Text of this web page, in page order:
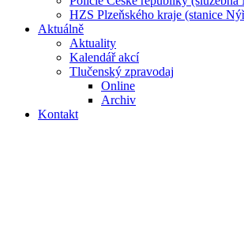
HZS Plzeňského kraje (stanice
Aktuálně
Aktuality
Kalendář akcí
Tlučenský zpravodaj
Online
Archiv
Kontakt